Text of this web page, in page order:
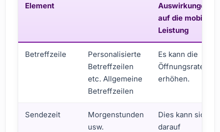
Element
Auswirkungen
auf die mobile
Leistung
Betreffzeile
Personalisierte
Betreffzeilen
etc. Allgemeine
Betreffzeilen
Es kann die
Öffnungsraten
erhöhen.
Sendezeit
Morgenstunden
usw.
Dies kann sich
darauf